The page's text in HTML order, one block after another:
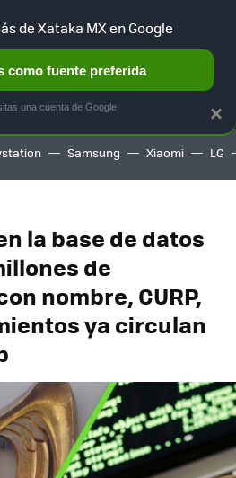
HOME AUTO TERRITORIO
Samsung Xiaomi LG
la base de datos
de
nombre, CURP,
ya circulan
×
de Xataka MX en Google
como fuente preferida
una cuenta de Google